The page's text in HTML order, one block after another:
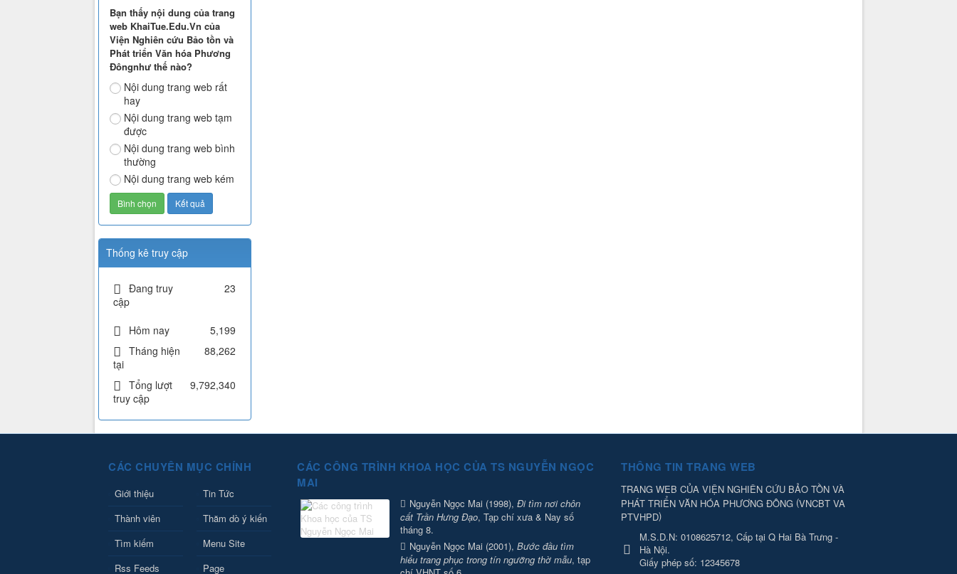
Bạn thấy nội dung của trang
web KhaiTue.Edu.Vn của
Viện Nghiên cứu Bảo tồn và
Phát triển Văn hóa Phương
Đôngnhư thế nào?
Nội dung trang web rất
hay
Nội dung trang web tạm
được
Nội dung trang web bình
thường
Nội dung trang web kém
Thống kê truy cập
Đang truy
cập
23
Hôm nay
5,199
Tháng hiện
tại
88,262
Tổng lượt
truy cập
9,792,340
CÁC CHUYÊN MỤC CHÍNH
Giới thiệu
Tin Tức
Thành viên
Thăm dò ý kiến
Tìm kiếm
Menu Site
Rss Feeds
Page
CÁC CÔNG TRÌNH KHOA HỌC CỦA TS NGUYỄN NGỌC
MAI
Nguyễn Ngọc Mai (1998), Đi tìm nơi chôn
cất Trần Hưng Đạo, Tạp chí xưa & Nay số
tháng 8.
Nguyễn Ngọc Mai (2001), Bước đầu tìm
hiểu trang phục trong tín ngưỡng thờ mẫu, tạp
THÔNG TIN TRANG WEB
TRANG WEB CỦA VIỆN NGHIÊN CỨU BẢO TỒN VÀ
PHÁT TRIỂN VĂN HÓA PHƯƠNG ĐÔNG (VNCBT VA
PTVHPD)
M.S.D.N: 0108625712, Cấp tại Q Hai Bà Trưng -
Hà Nội.
Giấy phép số: 12345678